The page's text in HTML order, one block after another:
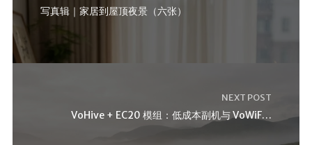
写真辑｜家居到屋顶夜景（六张）
NEXT POST
VoHive + EC20 模组：低成本副机与 VoWiFi 保号方案